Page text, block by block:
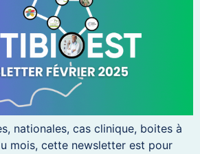
nationales, cas clinique, boites à
mois, cette newsletter est pour